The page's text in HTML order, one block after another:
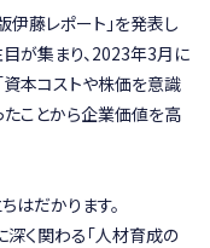
藤レポート」を発表し
が集まり、2023年3月に
本コストや株価を意識
ことから企業価値を高
はだかります。
く関わる「人材育成の